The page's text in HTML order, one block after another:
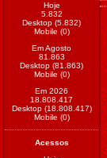
Hoje
5.832
Desktop (5.832)
Mobile (0)
Em Agosto
81.863
Desktop (81.863)
Mobile (0)
Em 2026
18.808.417
Desktop (18.808.417)
Mobile (0)
Acessos